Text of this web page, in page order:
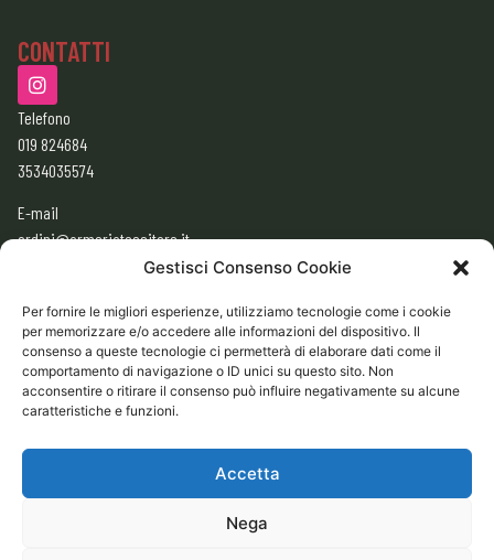
Gestisci Consenso Cookie
Per fornire le migliori esperienze, utilizziamo tecnologie come i cookie
per memorizzare e/o accedere alle informazioni del dispositivo. Il
consenso a queste tecnologie ci permetterà di elaborare dati come il
comportamento di navigazione o ID unici su questo sito. Non
acconsentire o ritirare il consenso può influire negativamente su alcune
caratteristiche e funzioni.
Accetta
Nega
CONTATTI
Telefono
019 824684
3534035574
E-mail
ordini@armeriatessitore.it
armeriatessitore@gmail.com
ORARI
9:00 – 12:30
15:30 – 19:30